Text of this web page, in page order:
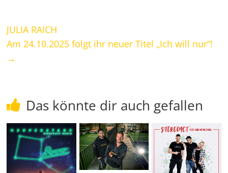
JULIA RAICH
Am 24.10.2025 folgt ihr neuer Titel „Ich will nur“!
→
Das könnte dir auch gefallen